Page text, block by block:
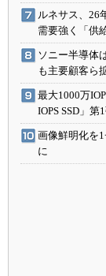
ルネサス、26
需要強く「供
ソニー半導体
も主要顧客ら
最大1000万
IOPS SSD」第
画像鮮明化を
に